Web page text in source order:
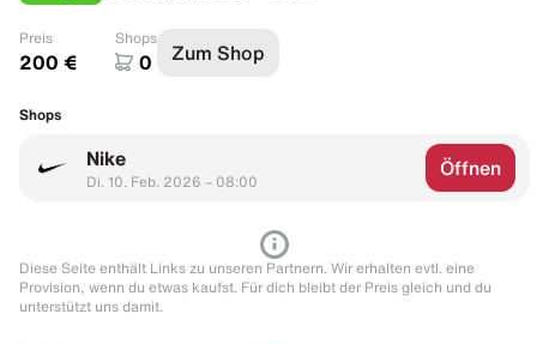
Preis
200 €
Shops
0 Zum Shop
Shops
Nike
Di. 10. Feb. 2026 – 08:00
Öffnen
Diese Seite enthält Links zu unseren Partnern. Wir erhalten evtl. eine
Provision, wenn du etwas kaufst. Für dich bleibt der Preis gleich und du
unterstützt uns damit.